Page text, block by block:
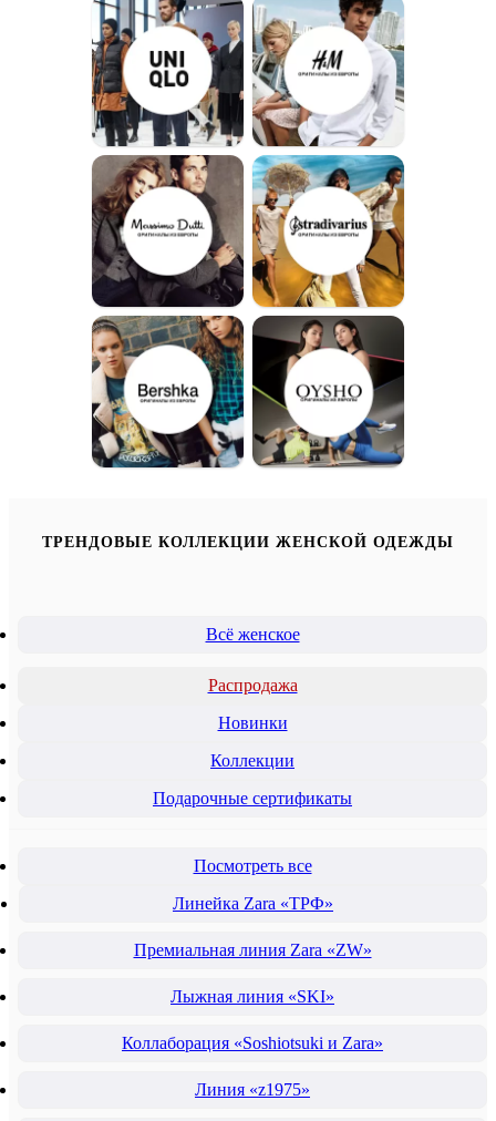
ТРЕНДОВЫЕ КОЛЛЕКЦИИ ЖЕНСКОЙ ОДЕЖДЫ
Всё женское
Распродажа
Новинки
Коллекции
Подарочные сертификаты
Посмотреть все
Линейка Zara «ТРФ»
Премиальная линия Zara «ZW»
Лыжная линия «SKI»
Коллаборация «Soshiotsuki и Zara»
Линия «z1975»